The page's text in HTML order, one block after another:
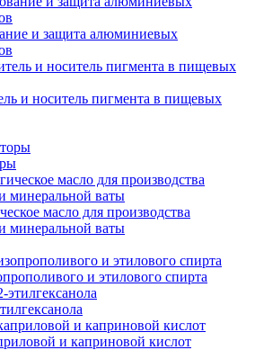
и защита алюминиевых
и носитель пигмента в пищевых
масло для производства
минеральной ваты
и этилового спирта
и каприновой кислот